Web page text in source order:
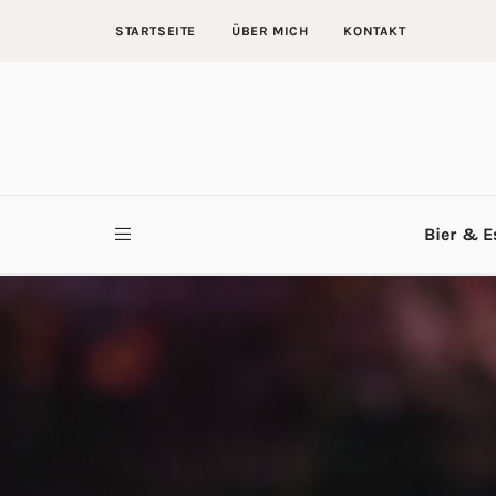
STARTSEITE ÜBER MICH KONTAKT
Bier &